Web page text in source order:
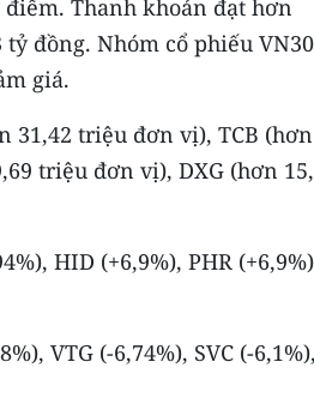
điểm. Thanh khoản đạt hơn
đồng. Nhóm cổ phiếu
giá.
31,42 triệu đơn vị), TCB (hơn
triệu đơn vị), DXG (hơn
HID (+6,9%), PHR
VTG (-6,74%), SVC (-6,1%),